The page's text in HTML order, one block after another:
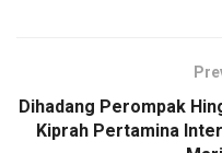
Dihadang Perompak
Kiprah Pertamina